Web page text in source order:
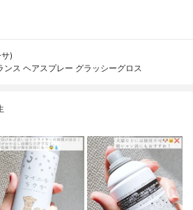
)
ンス ヘアスプレー グラッシーグロス